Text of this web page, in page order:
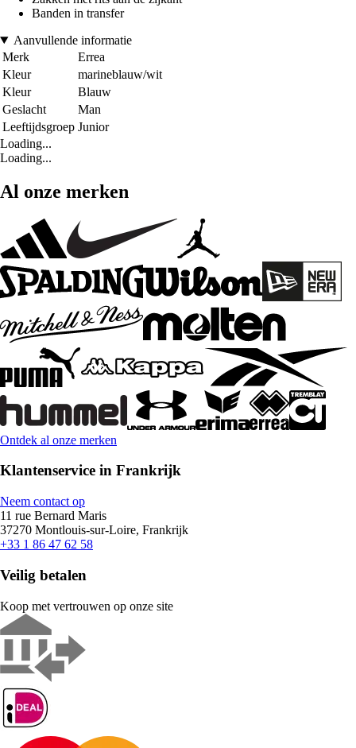
Banden in transfer
Aanvullende informatie
Merk
Errea
Kleur
marineblauw/wit
Kleur
Blauw
Geslacht
Man
Leeftijdsgroep Junior
Loading...
Loading...
Al onze merken
Ontdek al onze merken
Klantenservice in Frankrijk
Neem contact op
11 rue Bernard Maris
37270 Montlouis-sur-Loire, Frankrijk
+33 1 86 47 62 58
Veilig betalen
Koop met vertrouwen op onze site